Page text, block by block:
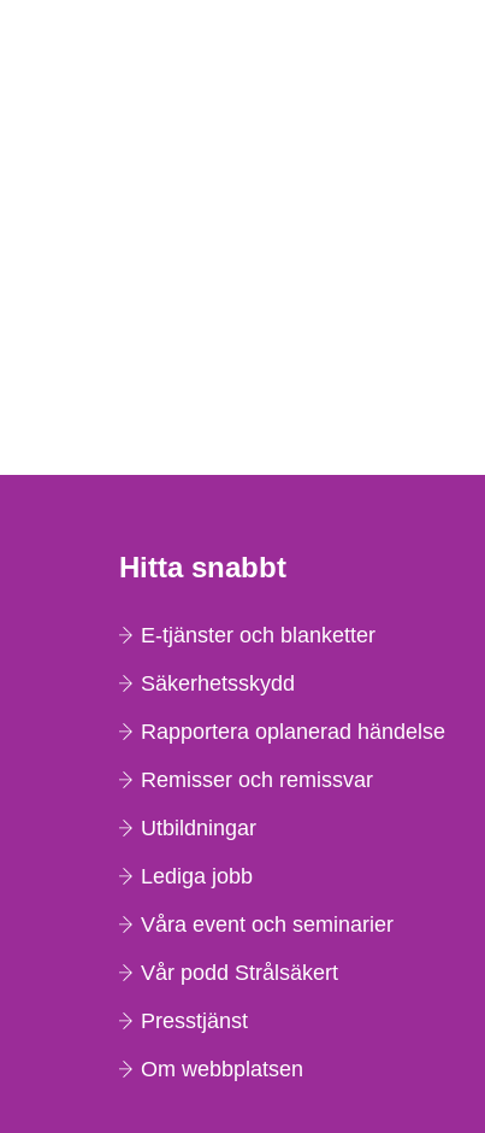
Hitta snabbt
E-tjänster och blanketter
Säkerhetsskydd
Rapportera oplanerad händelse
Remisser och remissvar
Utbildningar
Lediga jobb
Våra event och seminarier
Vår podd Strålsäkert
Presstjänst
Om webbplatsen